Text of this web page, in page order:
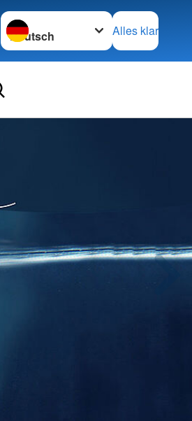
Sprache wechseln zu
Alles klar